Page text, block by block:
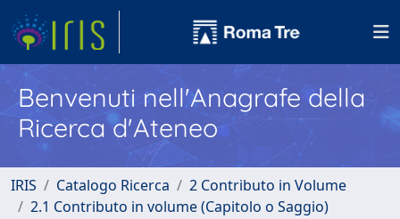
Benvenuti nell'Anagrafe della
Ricerca d'Ateneo
IRIS Catalogo Ricerca
2 Contributo in Volume
2.1 Contributo in volume (Capitolo o Saggio)